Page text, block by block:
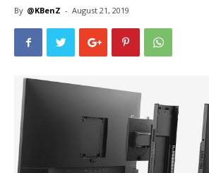
By @KBenZ - August 21, 2019